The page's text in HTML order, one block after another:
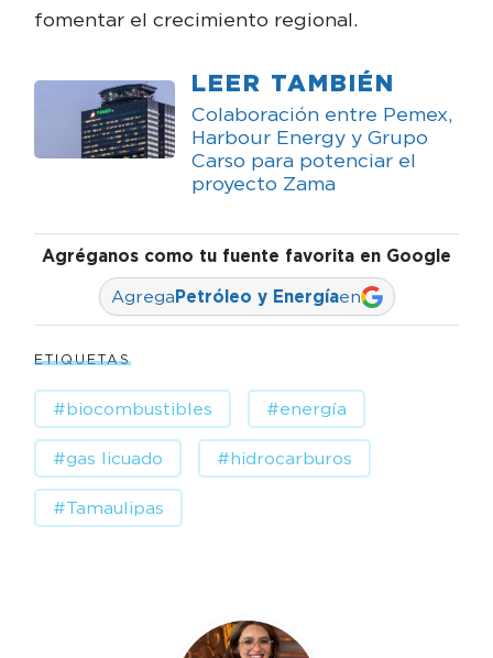
fomentar el crecimiento regional.
LEER TAMBIÉN
Colaboración entre Pemex,
Harbour Energy y Grupo
Carso para potenciar el
proyecto Zama
Agréganos como tu fuente favorita en Google
Agrega Petróleo y Energíaen
ETIQUETAS
#biocombustibles #energía
#gas licuado #hidrocarburos
#Tamaulipas